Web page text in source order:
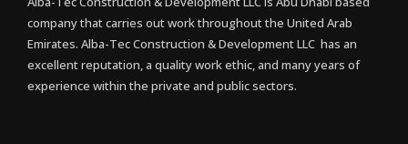
company that carries out work throughout the United Arab
Emirates. Alba-Tec Construction & Development LLC has an
excellent reputation, a quality work ethic, and many years of
experience within the private and public sectors.